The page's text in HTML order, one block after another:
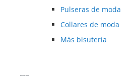
Pulseras de moda
Collares de moda
Más bisutería